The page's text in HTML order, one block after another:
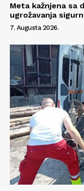
Meta kažnjena sa
ugrožavanja
7. Augusta 2026.